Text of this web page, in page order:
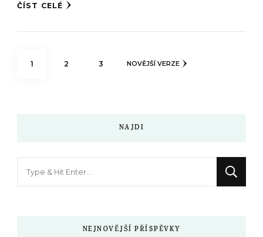
ČÍST CELÉ
Stránkování
STRÁNKA
1 STRÁNKA
2 STRÁNKA
3 NOVĚJŠÍ VERZE
NAJDI
NEJNOVĚJŠÍ PŘÍSPĚVKY